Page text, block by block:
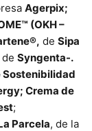
Agerpix;
(OKH –
de Sipa
de Syngenta-.
Sostenibilidad
Crema de
;
Parcela, de la